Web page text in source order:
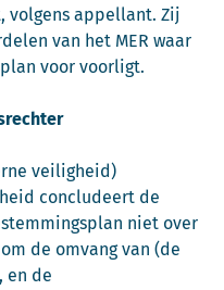
volgens appellant. Zij
van het MER waar
voor voorligt.
veiligheid)
concludeert de
niet over
de omvang van (de
en de